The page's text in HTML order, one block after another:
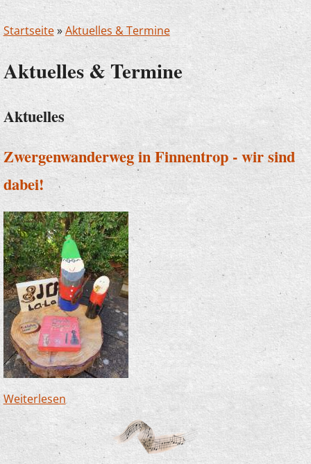
Startseite»Aktuelles & Termine
Aktuelles & Termine
Aktuelles
Zwergenwanderweg in Finnentrop - wir sind
dabei!
Weiterlesenüber Zwergenwanderweg in Finnentrop - wir
sind dabei!